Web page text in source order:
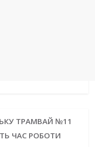
ТРАМВАЙ №11
ЧАС РОБОТИ